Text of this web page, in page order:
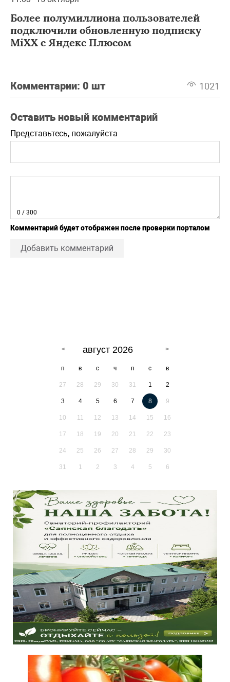
Более полумиллиона пользователей
подключили обновленную подписку
MiXX с Яндекс Плюсом
Комментарии: 0 шт 1021
Оставить новый комментарий
Представьтесь, пожалуйста
0 / 300
Комментарий будет отображен после проверки порталом
Добавить комментарий
август 2026
п в с ч п с в
27 28 29 30 31 1 2
3 4 5 6 7 8 9
10 11 12 13 14 15 16
17 18 19 20 21 22 23
24 25 26 27 28 29 30
31 1 2 3 4 5 6